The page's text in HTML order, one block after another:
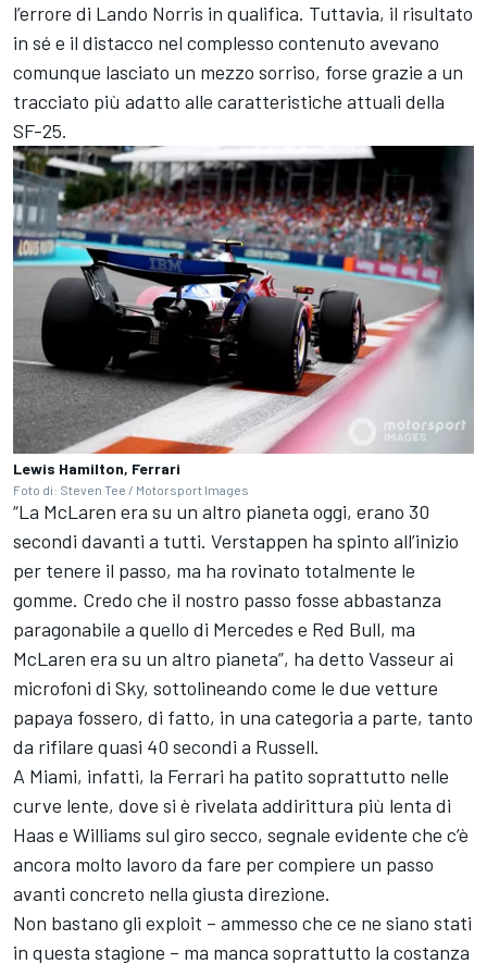
l’errore di Lando Norris in qualifica. Tuttavia, il risultato
in sé e il distacco nel complesso contenuto avevano
comunque lasciato un mezzo sorriso, forse grazie a un
tracciato più adatto alle caratteristiche attuali della
SF-25.
Lewis Hamilton, Ferrari
Foto di: Steven Tee / Motorsport Images
“La McLaren era su un altro pianeta oggi, erano 30
secondi davanti a tutti. Verstappen ha spinto all’inizio
per tenere il passo, ma ha rovinato totalmente le
gomme. Credo che il nostro passo fosse abbastanza
paragonabile a quello di Mercedes e Red Bull, ma
McLaren era su un altro pianeta”, ha detto Vasseur ai
microfoni di Sky, sottolineando come le due vetture
papaya fossero, di fatto, in una categoria a parte, tanto
da rifilare quasi 40 secondi a Russell.
A Miami, infatti, la Ferrari ha patito soprattutto nelle
curve lente, dove si è rivelata addirittura più lenta di
Haas e Williams sul giro secco, segnale evidente che c’è
ancora molto lavoro da fare per compiere un passo
avanti concreto nella giusta direzione.
Non bastano gli exploit – ammesso che ce ne siano stati
in questa stagione – ma manca soprattutto la costanza